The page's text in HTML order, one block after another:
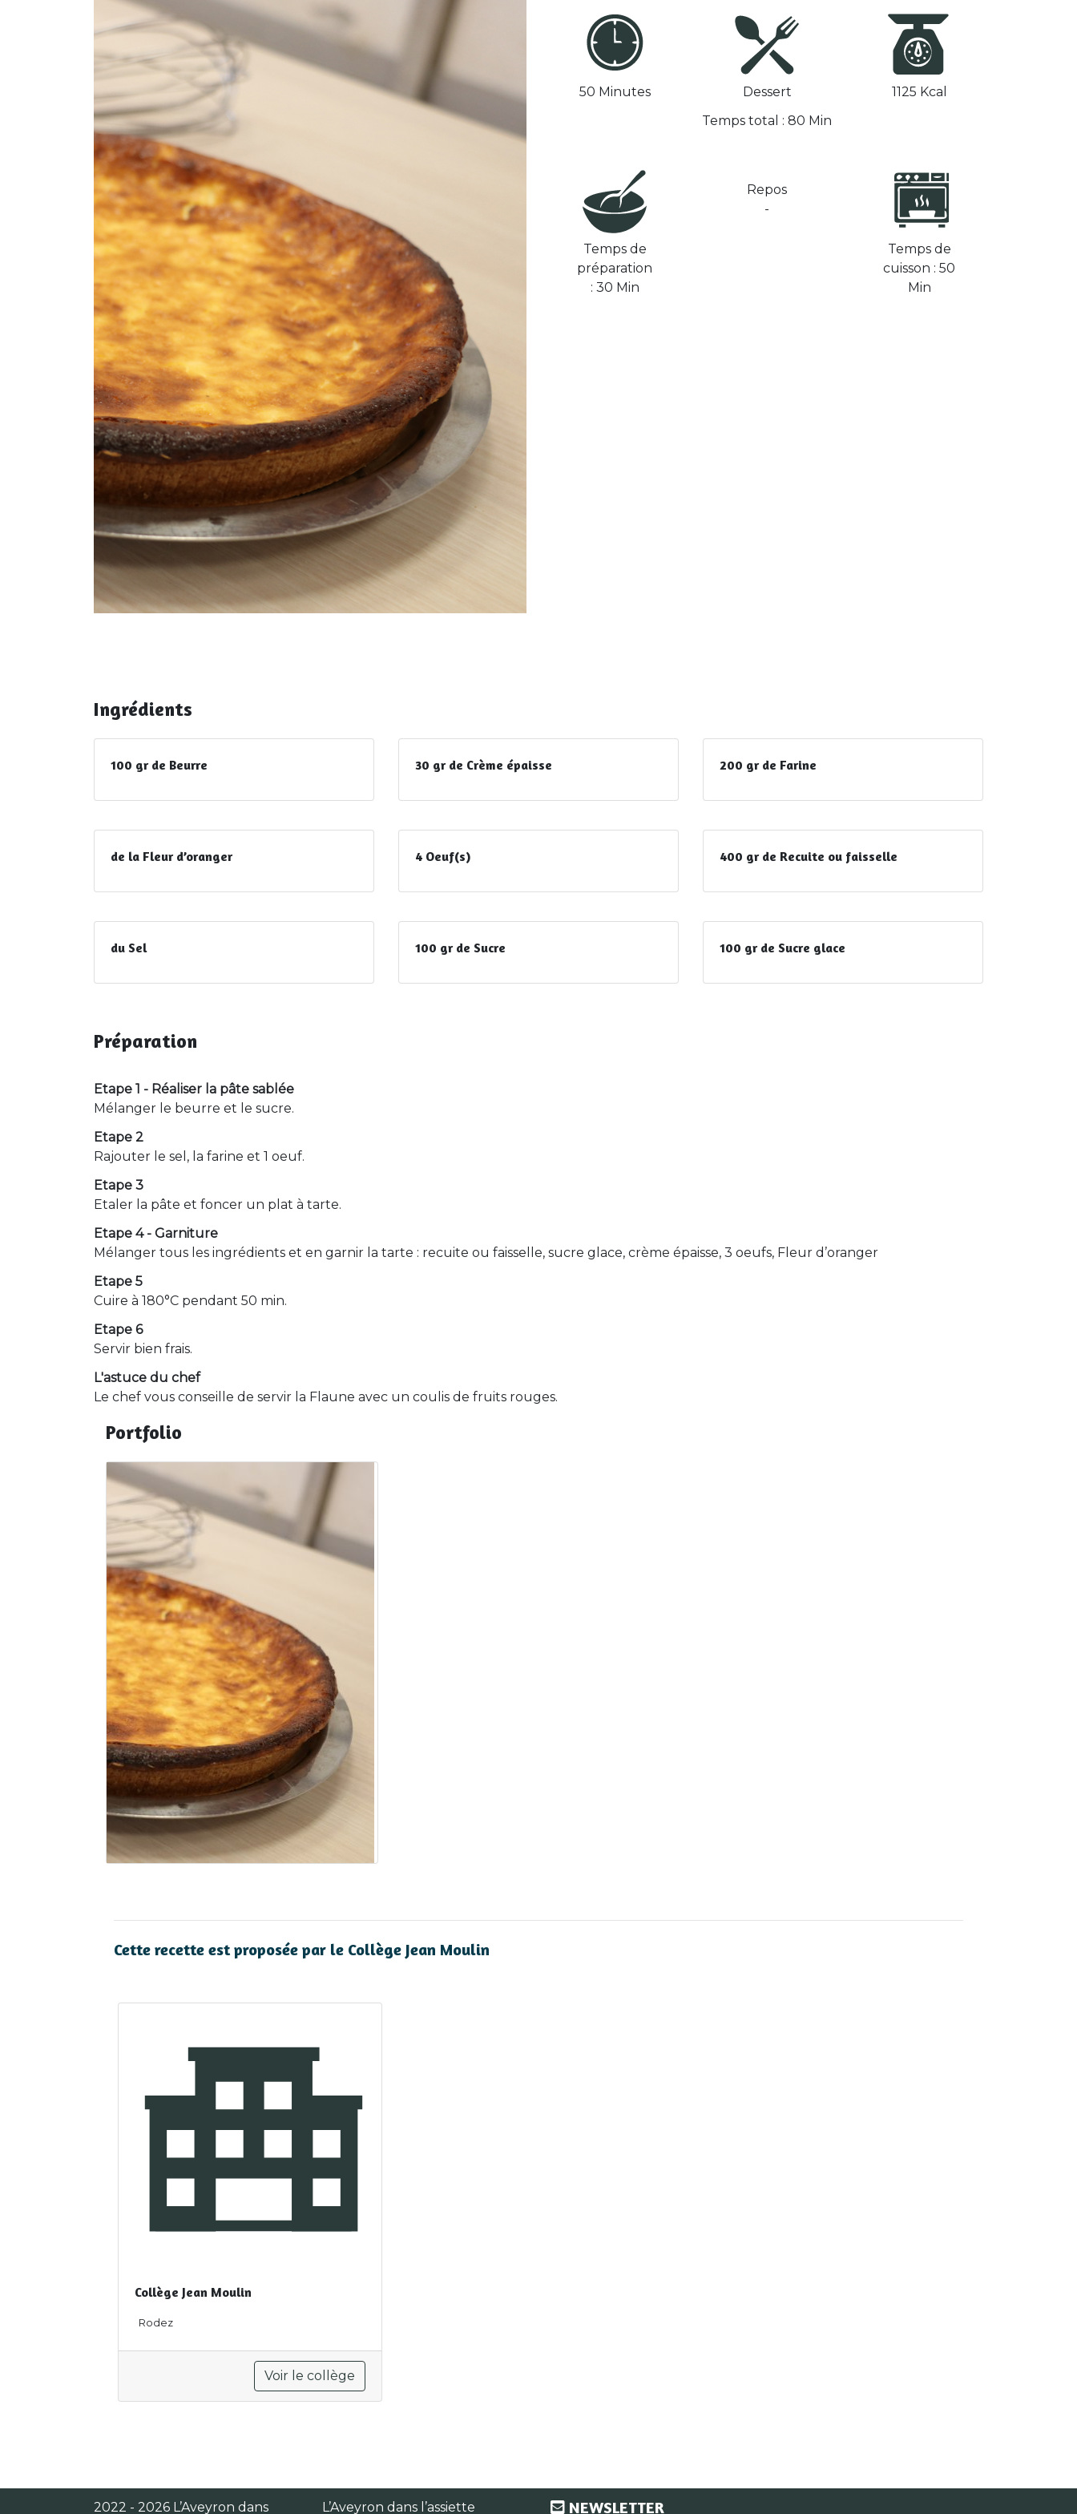
50 Minutes Dessert
1125 Kcal
Temps total : 80 Min
Temps de
préparation
: 30 Min
Repos
-
Temps de
cuisson : 50
Min
Ingrédients
100 gr de Beurre 30 gr de Crème épaisse 200 gr de Farine
de la Fleur d’oranger 4 Oeuf(s) 400 gr de Recuite ou faisselle
du Sel 100 gr de Sucre 100 gr de Sucre glace
Préparation
Etape 1 - Réaliser la pâte sablée
Mélanger le beurre et le sucre.
Etape 2
Rajouter le sel, la farine et 1 oeuf.
Etape 3
Etaler la pâte et foncer un plat à tarte.
Etape 4 - Garniture
Mélanger tous les ingrédients et en garnir la tarte : recuite ou faisselle, sucre glace, crème épaisse, 3 oeufs, Fleur d’oranger
Etape 5
Cuire à 180°C pendant 50 min.
Etape 6
Servir bien frais.
L'astuce du chef
Le chef vous conseille de servir la Flaune avec un coulis de fruits rouges.
Portfolio
Cette recette est proposée par le Collège Jean Moulin
Collège Jean Moulin
Rodez
Voir le collège
2022 - 2026 L’Aveyron dans L’Aveyron dans l’assiette NEWSLETTER